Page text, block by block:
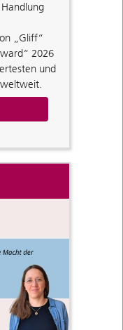
„Gliff“
2026
und